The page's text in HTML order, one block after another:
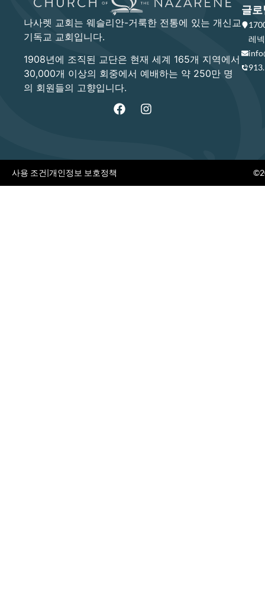
나사렛 교회는 웨슬리안-거룩한 전통에 있는 개신교
기독교 교회입니다.
1908년에 조직된 교단은 현재 세계 165개 지역에서
30,000개 이상의 회중에서 예배하는 약 250만 명
의 회원들의 고향입니다.
글로
레
사용 조건 개인정보 보호정책